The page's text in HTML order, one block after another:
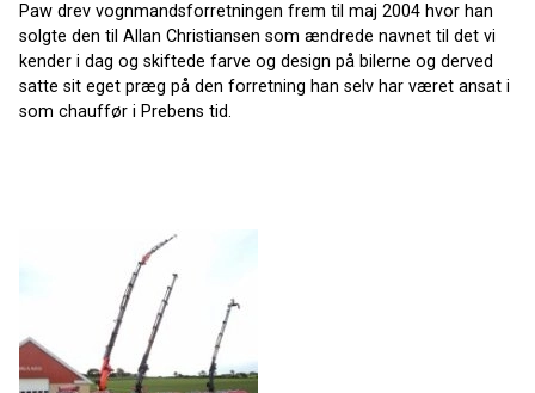
Paw drev vognmandsforretningen frem til maj 2004 hvor han
solgte den til Allan Christiansen som ændrede navnet til det vi
kender i dag og skiftede farve og design på bilerne og derved
satte sit eget præg på den forretning han selv har været ansat i
som chauffør i Prebens tid.